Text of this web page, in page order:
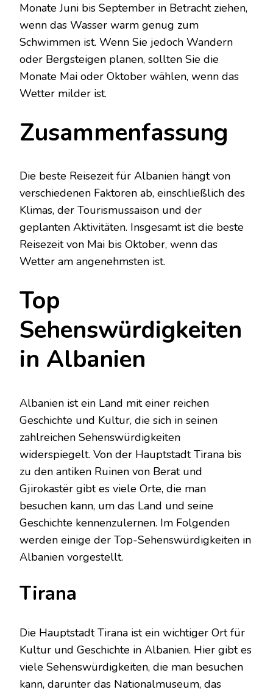
Monate Juni bis September in Betracht ziehen,
wenn das Wasser warm genug zum
Schwimmen ist. Wenn Sie jedoch Wandern
oder Bergsteigen planen, sollten Sie die
Monate Mai oder Oktober wählen, wenn das
Wetter milder ist.
Zusammenfassung
Die beste Reisezeit für Albanien hängt von
verschiedenen Faktoren ab, einschließlich des
Klimas, der Tourismussaison und der
geplanten Aktivitäten. Insgesamt ist die beste
Reisezeit von Mai bis Oktober, wenn das
Wetter am angenehmsten ist.
Top
Sehenswürdigkeiten
in Albanien
Albanien ist ein Land mit einer reichen
Geschichte und Kultur, die sich in seinen
zahlreichen Sehenswürdigkeiten
widerspiegelt. Von der Hauptstadt Tirana bis
zu den antiken Ruinen von Berat und
Gjirokastër gibt es viele Orte, die man
besuchen kann, um das Land und seine
Geschichte kennenzulernen. Im Folgenden
werden einige der Top-Sehenswürdigkeiten in
Albanien vorgestellt.
Tirana
Die Hauptstadt Tirana ist ein wichtiger Ort für
Kultur und Geschichte in Albanien. Hier gibt es
viele Sehenswürdigkeiten, die man besuchen
kann, darunter das Nationalmuseum, das